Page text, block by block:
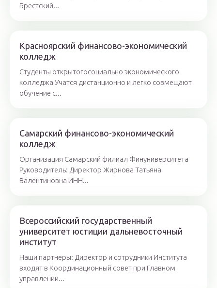
Брестский...
Красноярский финансово-экономический
колледж
Студенты открытогосоциально экономического
колледжа Учатся дистанционно и легко совмещают
обучение с...
Самарский финансово-экономический
колледж
Организация Самарский филиал Финуниверситета
Руководитель: Директор Жирнова Татьяна
Валентиновна ИНН...
Всероссийский государственный
университет юстиции дальневосточный
институт
Наши партнеры: Директор и сотрудники Института
входят в Координационный совет при Главном
управлении...